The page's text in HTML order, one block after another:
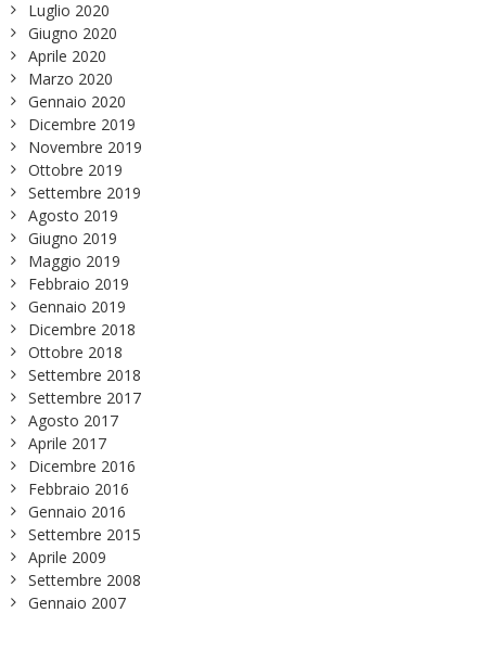
Luglio 2020
Giugno 2020
Aprile 2020
Marzo 2020
Gennaio 2020
Dicembre 2019
Novembre 2019
Ottobre 2019
Settembre 2019
Agosto 2019
Giugno 2019
Maggio 2019
Febbraio 2019
Gennaio 2019
Dicembre 2018
Ottobre 2018
Settembre 2018
Settembre 2017
Agosto 2017
Aprile 2017
Dicembre 2016
Febbraio 2016
Gennaio 2016
Settembre 2015
Aprile 2009
Settembre 2008
Gennaio 2007